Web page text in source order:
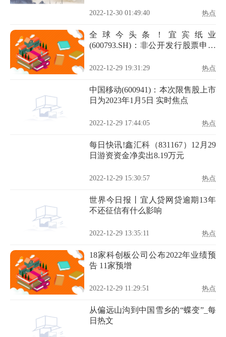
2022-12-30 01:49:40 热点
全球今头条！宜宾纸业
(600793.SH)：非公开发行股票申请
2022-12-29 19:31:29 热点
中国移动(600941)：本次限售股上市
日为2023年1月5日 实时焦点
2022-12-29 17:44:05 热点
每日快讯!鑫汇科（831167）12月29
日游资资金净卖出8.19万元
2022-12-29 15:30:57 热点
世界今日报丨宜人贷网贷逾期13年
不还征信有什么影响
2022-12-29 13:35:11 热点
18家科创板公司公布2022年业绩预
告 11家预增
2022-12-29 11:29:51 热点
从偏远山沟到中国雪乡的“蝶变”_每
日热文